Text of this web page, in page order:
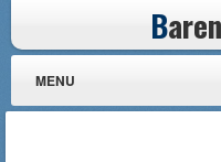
B
MENU